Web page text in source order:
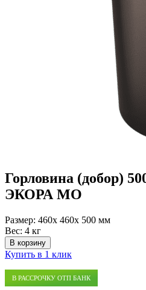
Горловина (добор)
ЭКОРА МО
Размер: 460x 460x 500 мм
Вес: 4 кг
В корзину
Купить в 1 клик
В РАССРОЧКУ ОТП БАНК